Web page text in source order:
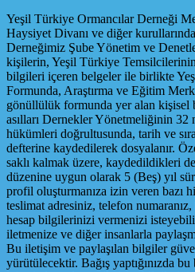
Yeşil Türkiye Ormancılar Derneği
Haysiyet Divanı ve diğer
Derneğimiz Şube Yönetim ve
kişilerin, Yeşil Türkiye Temsilcilerinin
bilgileri içeren belgeler ile birlikte
Formunda, Araştırma ve Eğitim
gönüllülük formunda yer alan kişisel
asılları Dernekler Yönetmeliğinin 32
hükümleri doğrultusunda, tarih ve
defterine kaydedilerek dosyalanır.
saklı kalmak üzere, kaydedildikleri
düzenine uygun olarak 5 (Beş) yıl
profil oluşturmanıza izin veren bazı
teslimat adresiniz, telefon
hesap bilgilerinizi vermenizi
iletmenize ve diğer insanlarla
Bu iletişim ve paylaşılan bilgiler
yürütülecektir. Bağış yaptığınızda bu